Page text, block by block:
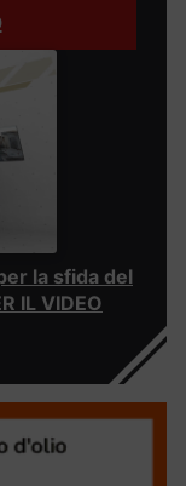
la sfida del
IL VIDEO